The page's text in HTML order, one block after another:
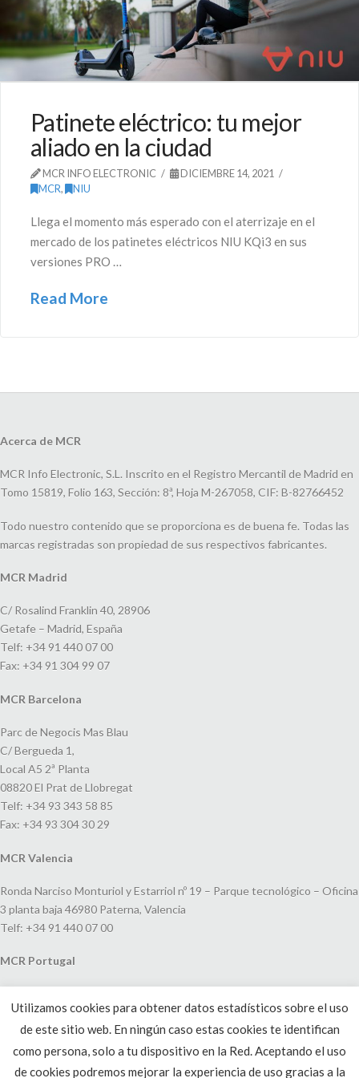
Patinete eléctrico: tu mejor
aliado en la ciudad
MCR INFO ELECTRONIC
DICIEMBRE 14, 2021
MCR, NIU
Llega el momento más esperado con el aterrizaje en el
mercado de los patinetes eléctricos NIU KQi3 en sus
versiones PRO …
Read More
Acerca de MCR
MCR Info Electronic, S.L. Inscrito en el Registro Mercantil de Madrid en
Tomo 15819, Folio 163, Sección: 8ª, Hoja M-267058, CIF: B-82766452
Todo nuestro contenido que se proporciona es de buena fe. Todas las
marcas registradas son propiedad de sus respectivos fabricantes.
MCR Madrid
C/ Rosalind Franklin 40, 28906
Getafe – Madrid, España
Telf: +34 91 440 07 00
Fax: +34 91 304 99 07
MCR Barcelona
Parc de Negocis Mas Blau
C/ Bergueda 1,
Local A5 2ª Planta
08820 El Prat de Llobregat
Telf: +34 93 343 58 85
Fax: +34 93 304 30 29
MCR Valencia
Ronda Narciso Monturiol y Estarriol nº 19 – Parque tecnológico – Oficina
3 planta baja 46980 Paterna, Valencia
Telf: +34 91 440 07 00
MCR Portugal
João V, 24
1250-091 Lisboa, Portugal
Telf: +351 220 993 033
Utilizamos cookies para obtener datos estadísticos sobre el uso
de este sitio web. En ningún caso estas cookies te identifican
como persona, solo a tu dispositivo en la Red. Aceptando el uso
de cookies podremos mejorar la experiencia de uso gracias a la